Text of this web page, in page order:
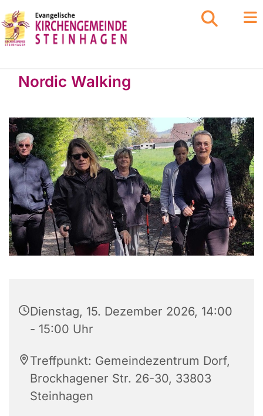
Nordic Walking
Dienstag, 15. Dezember 2026, 14:00
- 15:00 Uhr
Treffpunkt: Gemeindezentrum Dorf,
Brockhagener Str. 26-30, 33803
Steinhagen